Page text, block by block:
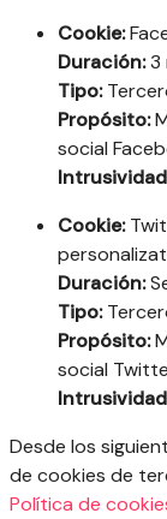
Cookie:
Duración:3
Tipo:
Propósito:
social
Cookie:
Duración:
Tipo:
Propósito:
social
Desde los
de cookies de
Política de